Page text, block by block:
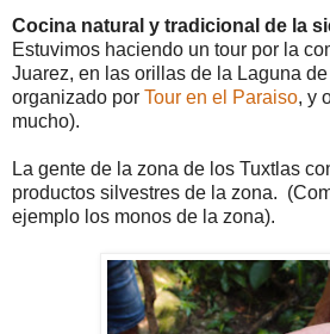
Cocina natural y tradicional de la
Estuvimos haciendo un tour por la
Juarez, en las orillas de la Laguna
organizado por Tour en el Paraiso, y
mucho).
La gente de la zona de los Tuxtlas
productos silvestres de la zona.
ejemplo los monos de la zona).